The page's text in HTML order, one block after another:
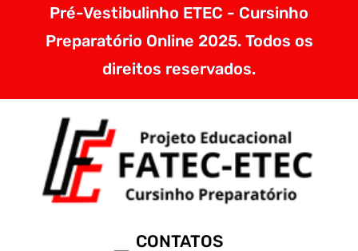
Pré-Vestibulinho ETEC - Cursinho
Preparatório Online 2025. Todos os
direitos reservados.
CONTATOS